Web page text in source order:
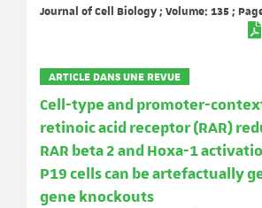
Journal of Cell Biology ; Volume: 135 ;
ARTICLE DANS UNE REVUE
Cell-type and promoter-
retinoic acid receptor (RAR)
RAR beta 2 and Hoxa-1
P19 cells can be artefactually
gene knockouts